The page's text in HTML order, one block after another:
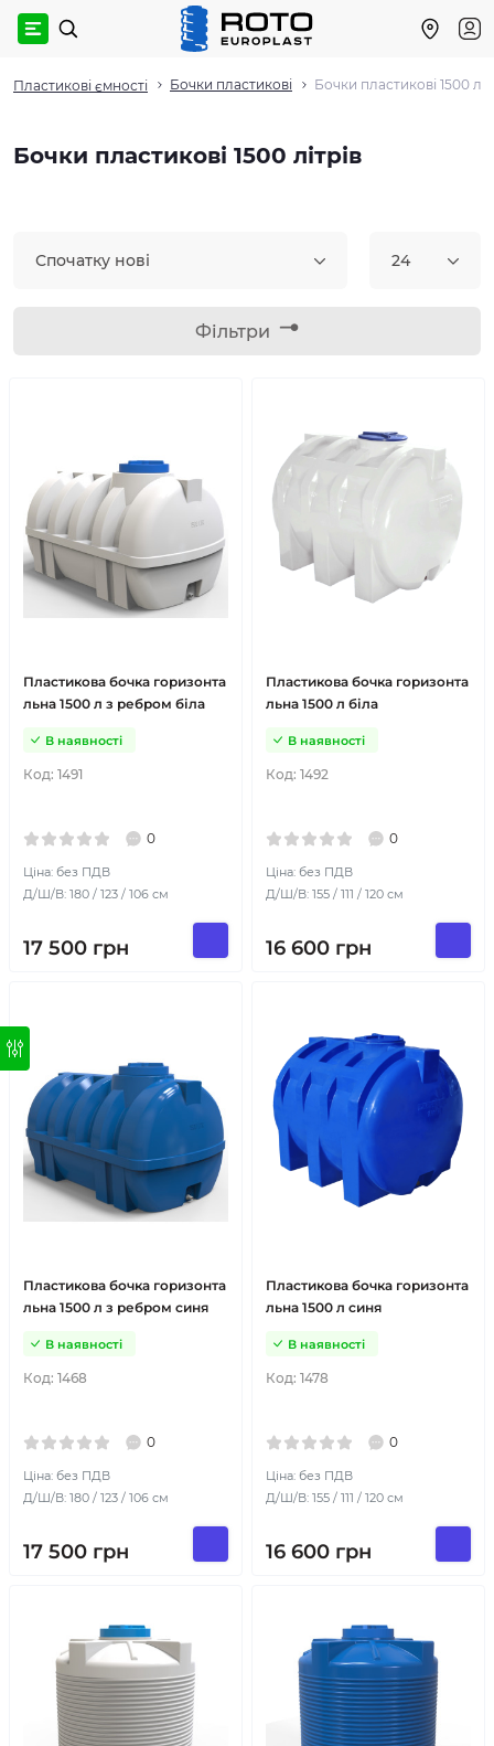
Пластикові ємності Бочки пластикові Бочки пластикові 1500
Бочки пластикові 1500 літрів
Спочатку нові 24
Фільтри
Пластикова бочка горизонта
льна 1500 л з ребром біла
Код: 1491
В наявності
0
Ціна: без ПДВ
Д/Ш/В: 180 / 123 / 106 см
17 500 грн
Пластикова бочка горизонта
льна 1500 л біла
Код: 1492
В наявності
0
Ціна: без ПДВ
Д/Ш/В: 155 / 111 / 120 см
16 600 грн
Пластикова бочка горизонта
льна 1500 л з ребром синя
Код: 1468
В наявності
0
Ціна: без ПДВ
Д/Ш/В: 180 / 123 / 106 см
17 500 грн
Пластикова бочка горизонта
льна 1500 л синя
Код: 1478
В наявності
0
Ціна: без ПДВ
Д/Ш/В: 155 / 111 / 120 см
16 600 грн